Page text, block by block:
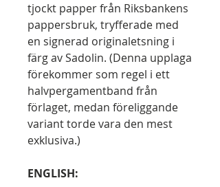
tjockt papper från Riksbankens
pappersbruk, tryfferade med
en signerad originaletsning i
färg av Sadolin. (Denna upplaga
förekommer som regel i ett
halvpergamentband från
förlaget, medan föreliggande
variant torde vara den mest
exklusiva.)
ENGLISH: